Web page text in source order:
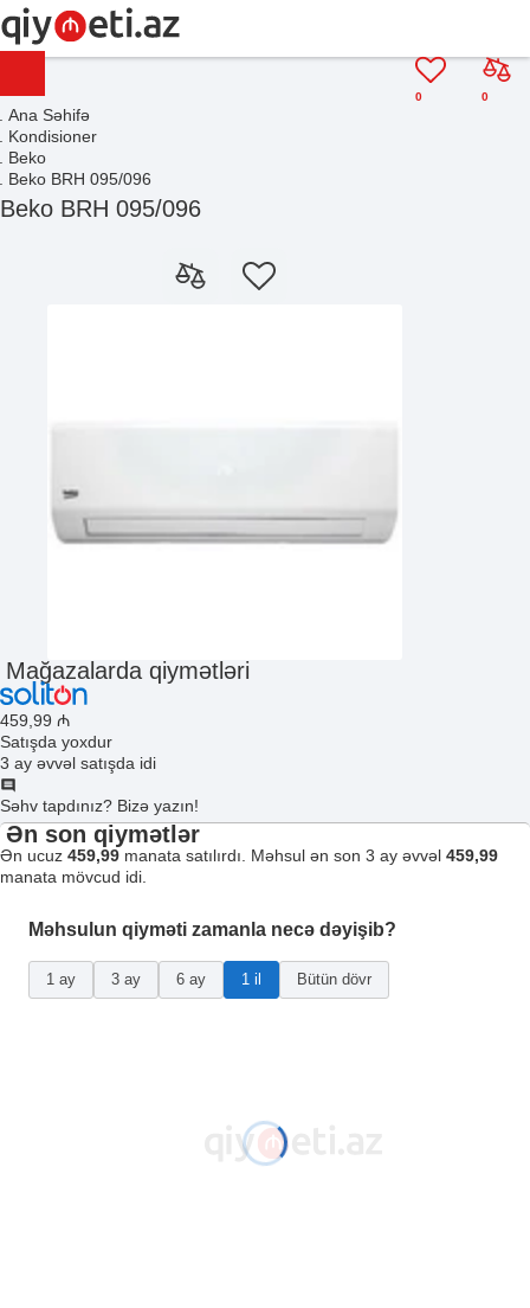
0
0
Ana Səhifə
Kondisioner
Beko
Beko BRH 095/096
Beko BRH 095/096
Mağazalarda qiymətləri
459 ,99 ₼
Satışda yoxdur
3 ay əvvəl satışda idi
Səhv tapdınız? Bizə yazın!
Ən son qiymətlər
Ən ucuz 459,99 manata satılırdı. Məhsul ən son 3 ay əvvəl 459,99
manata mövcud idi.
Məhsulun qiyməti zamanla necə dəyişib?
1 ay 3 ay 6 ay 1 il Bütün dövr